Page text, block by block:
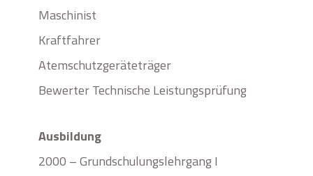
Maschinist
Kraftfahrer
Atemschutzgeräteträger
Bewerter Technische Leistungsprüfung
Ausbildung
2000 – Grundschulungslehrgang I